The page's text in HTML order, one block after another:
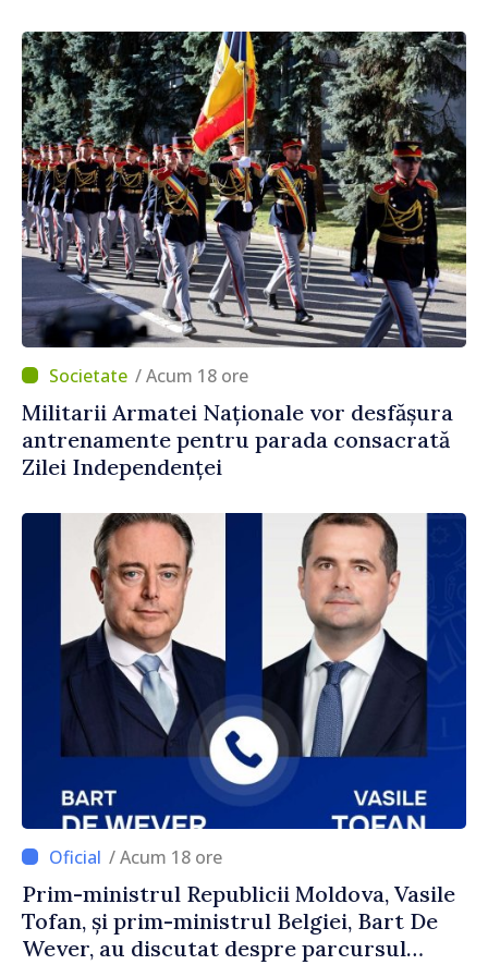
/ Acum 18 ore
Militarii Armatei Naționale vor desfășura
antrenamente pentru parada consacrată
Zilei Independenței
/ Acum 18 ore
Prim-ministrul Republicii Moldova, Vasile
Tofan, și prim-ministrul Belgiei, Bart De
Wever, au discutat despre parcursul